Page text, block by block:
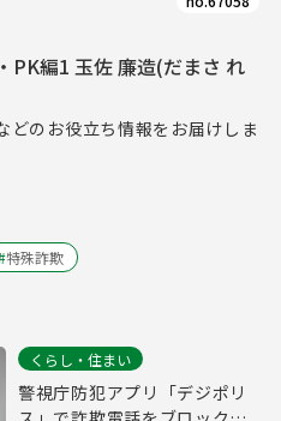
PK編1 玉佐 廉造(だまさ れ
どのお役立ち情報をお届けしま
特殊詐欺
くらし・住まい
警視庁防犯アプリ「デジポリ